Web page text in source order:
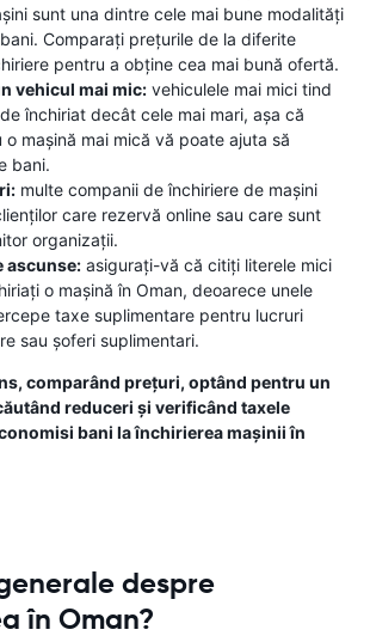
sunt una dintre cele mai bune modalități
Comparați prețurile de la diferite
pentru a obține cea mai bună ofertă.
vehicul mai mic: vehiculele mai mici tind
închiriat decât cele mai mari, așa că
mașină mai mică vă poate ajuta să
bani.
multe companii de închiriere de mașini
care rezervă online sau care sunt
organizații.
ascunse: asigurați-vă că citiți literele mici
o mașină în Oman, deoarece unele
taxe suplimentare pentru lucruri
sau șoferi suplimentari.
comparând prețuri, optând pentru un
reduceri și verificând taxele
bani la închirierea mașinii în
despre
în Oman?